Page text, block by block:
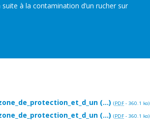
à la contamination d’un rucher sur
(...) (PDF - 360.1 ko)
(...) (PDF - 360.1 ko)